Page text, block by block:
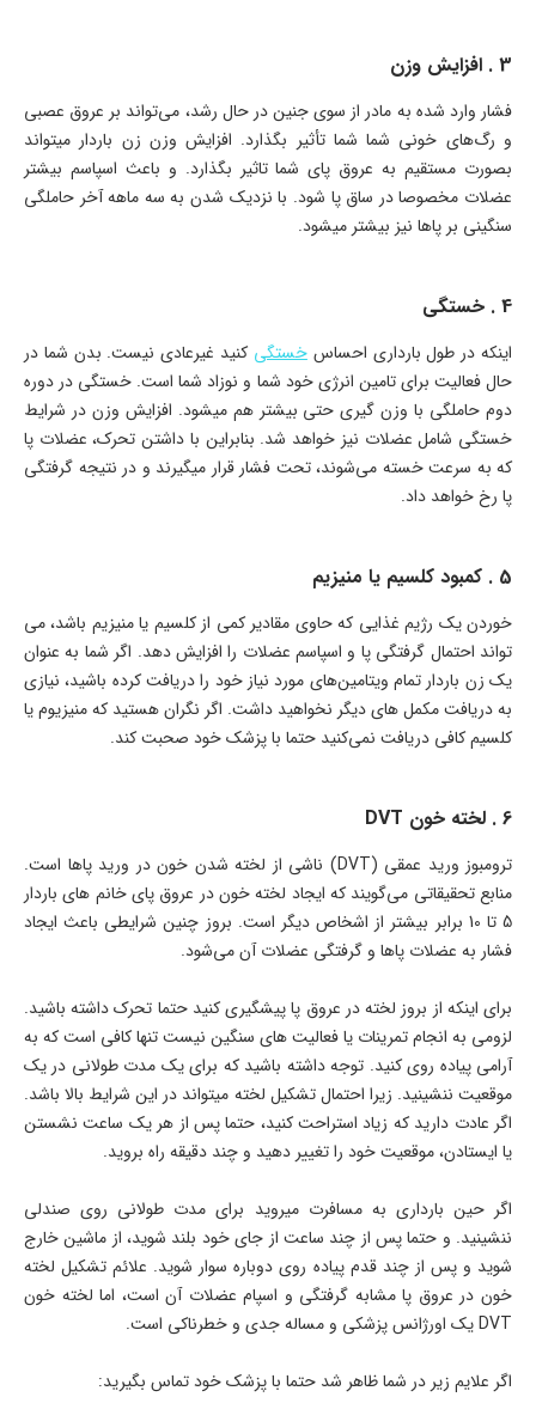
3 . افزایش وزن
فشار وارد شده به مادر از سوی جنین در حال رشد، می‌تواند بر عروق عصبی
و رگ‌های خونی شما شما تأثیر بگذارد. افزایش وزن زن باردار میتواند
بصورت مستقیم به عروق پای شما تاثیر بگذارد. و باعث اسپاسم بیشتر
عضلات مخصوصا در ساق پا شود. با نزدیک شدن به سه ماهه آخر حاملگی
سنگینی بر پاها نیز بیشتر میشود.
4 . خستگی
اینکه در طول بارداری احساسخستگی کنید غیرعادی نیست. بدن شما در
حال فعالیت برای تامین انرژی خود شما و نوزاد شما است. خستگی در دوره
دوم حاملگی با وزن گیری حتی بیشتر هم میشود. افزایش وزن در شرایط
خستگی شامل عضلات نیز خواهد شد. بنابراین با داشتن تحرک، عضلات پا
که به سرعت خسته می‌شوند، تحت فشار قرار میگیرند و در نتیجه گرفتگی
پا رخ خواهد داد.
5 . کمبود کلسیم یا منیزیم
خوردن یک رژیم غذایی که حاوی مقادیر کمی از کلسیم یا منیزیم باشد، می
تواند احتمال گرفتگی پا و اسپاسم عضلات را افزایش دهد. اگر شما به عنوان
یک زن باردار تمام ویتامین‌های مورد نیاز خود را دریافت کرده باشید، نیازی
به دریافت مکمل های دیگر نخواهید داشت. اگر نگران هستید که منیزیوم یا
کلسیم کافی دریافت نمی‌کنید حتما با پزشک خود صحبت کند.
6 . لخته خون DVT
ترومبوز ورید عمقی (DVT) ناشی از لخته شدن خون در ورید پاها است.
منابع تحقیقاتی می‌‎گویند که ایجاد لخته خون در عروق پای خانم های باردار
5 تا 10 برابر بیشتر از اشخاص دیگر است. بروز چنین شرایطی باعث ایجاد
فشار به عضلات پاها و گرفتگی عضلات آن می‌شود.
برای اینکه از بروز لخته در عروق پا پیشگیری کنید حتما تحرک داشته باشید.
لزومی به انجام تمرینات یا فعالیت های سنگین نیست تنها کافی است که به
آرامی پیاده روی کنید. توجه داشته باشید که برای یک مدت طولانی در یک
موقعیت ننشینید. زیرا احتمال تشکیل لخته میتواند در این شرایط بالا باشد.
اگر عادت دارید که زیاد استراحت کنید، حتما پس از هر یک ساعت نشستن
یا ایستادن، موقعیت خود را تغییر دهید و چند دقیقه راه بروید.
اگر حین بارداری به مسافرت میروید برای مدت طولانی روی صندلی
ننشینید. و حتما پس از چند ساعت از جای خود بلند شوید، از ماشین خارج
شوید و پس از چند قدم پیاده روی دوباره سوار شوید. علائم تشکیل لخته
خون در عروق پا مشابه گرفتگی و اسپام عضلات آن است، اما لخته خون
DVT یک اورژانس پزشکی و مساله جدی و خطرناکی است.
اگر علایم زیر در شما ظاهر شد حتما با پزشک خود تماس بگیرید: